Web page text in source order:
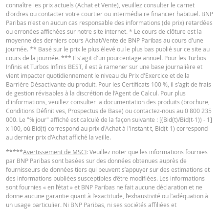
SITUATION
ACTUELLE
NOUVELLE
SITUATION
Cours de
référence
41,715 -
Niveau de
financement
26,314 -
Barrière
désactivante
26,314 -
Prime de
risque de gap
0,068 -
Levier 2,71
-
Valeur du
portefeuille
(EUR)
1,40 -
Turbos Infinis
Français (France)
CONDITIONS DÉFINITIVES RÉSUMÉ
Français (France)
KEY INFORMATION DOCUMENTS
Key Information Document (FR)
QUOTES
connaître les prix actuels (Achat et Vente), veuillez consulter le carnet
d'ordres ou contacter votre courtier ou intermédiaire financier habituel. BNP
Paribas n'est en aucun cas responsable des informations (de prix) retardées
ou erronées affichées sur notre site internet. * Le cours de clôture est la
moyenne des derniers cours Achat/Vente de BNP Paribas au cours d'une
journée. ** Basé sur le prix le plus élevé ou le plus bas publié sur ce site au
cours de la journée. *** Il s'agit d'un pourcentage annuel. Pour les Turbos
Infinis et Turbos Infinis BEST, il est à ramener sur une base journalière et
vient impacter quotidiennement le niveau du Prix d'Exercice et de la
Barrière Désactivante du produit. Pour les Certificats 100 %, il s’agit de frais
de gestion révisables à la discrétion de l’Agent de Calcul. Pour plus
d'informations, veuillez consulter la documentation des produits (brochure,
Conditions Définitives, Prospectus de Base) ou contactez-nous au 0 800 235
000. Le "% jour" affiché est calculé de la façon suivante : [(Bid(t)/Bid(t-1)) - 1]
x 100, où Bid(t) correspond au prix d'Achat à l'instant t, Bid(t-1) correspond
au dernier prix d'Achat affiché la veille.
*****Avertissement de MSCI: Veuillez noter que les informations fournies
par BNP Paribas sont basées sur des données obtenues auprès de
fournisseurs de données tiers qui peuvent s’appuyer sur des estimations et
des informations publiées susceptibles d’être modifiées. Les informations
sont fournies « en l’état » et BNP Paribas ne fait aucune déclaration et ne
donne aucune garantie quant à l’exactitude, l’exhaustivité ou l’adéquation à
un usage particulier. Ni BNP Paribas, ni ses sociétés affiliées et